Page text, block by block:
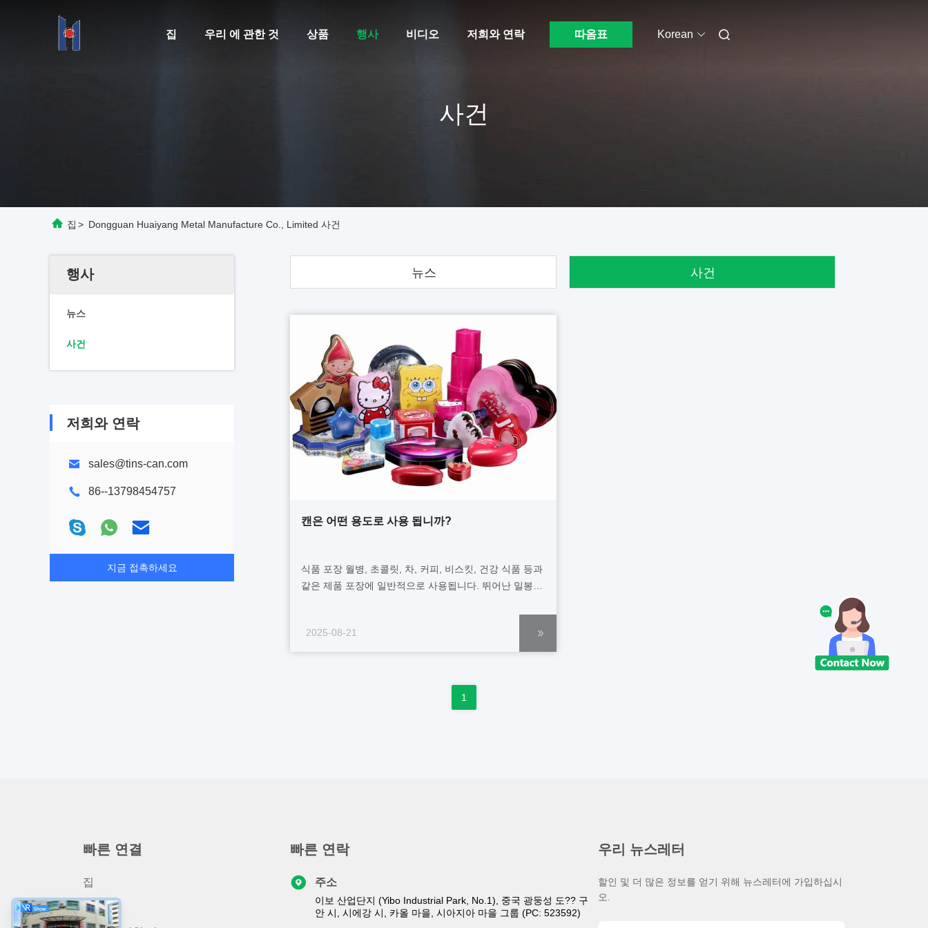
집 우리 에 관한 것 상품 행사 비디오 저희와 연락 따옴표 Korean
사건
집 > Dongguan Huaiyang Metal Manufacture Co., Limited 사건
행사
뉴스
사건
저희와 연락
sales@tins-can.com
86--13798454757
지금 접촉하세요
뉴스 사건
캔은 어떤 용도로 사용 됩니까?
식품 포장 월병, 초콜릿, 차, 커피, 비스킷, 건강 식품 등과
같은 제품 포장에 일반적으로 사용됩니다. 뛰어난 밀봉성,
기타 수공예품으로 제작하거나, 미적 매력과 실용성을 결
2025-08-21
1
빠른 연결
집
상품
빠른 연락
주소
이보 산업단지 (Yibo Industrial Park, No.1), 중국 광둥성 도?? 구
안 시, 시에강 시, 카올 마을, 시아지아 마을 그룹 (PC: 523592)
우리 뉴스레터
할인 및 더 많은 정보를 얻기 위해 뉴스레터에 가입하십시
오.